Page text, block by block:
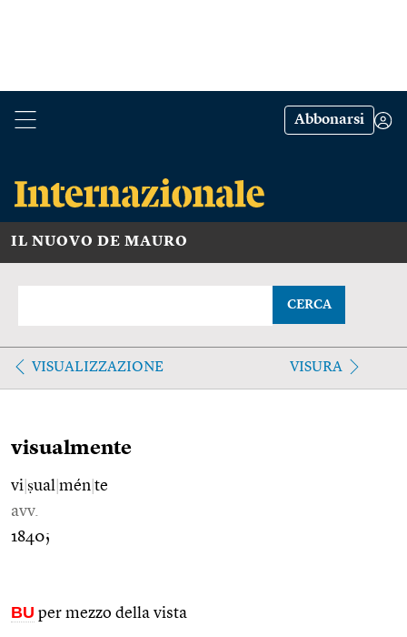
Abbonarsi
IL NUOVO DE MAURO
CERCA
VISUALIZZAZIONE VISURA
visualmente
vi ṣual mén te
avv.
1840;
BU per mezzo della vista